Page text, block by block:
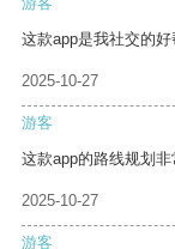
这款app是我社交的
2025-10-27
游客
这款app的路线规划非
2025-10-27
游客